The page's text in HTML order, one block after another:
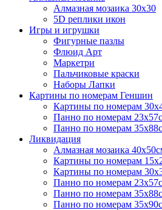
Алмазная мозаика 30х30
5D реплики икон
Игры и игрушки
Фигурные пазлы
Флюид Арт
Маркетри
Пальчиковые краски
Наборы Лапки
Картины по номерам Геншин
Картины по номерам
Панно по номерам
Панно по номерам
Ликвидация
Алмазная мозаика
Картины по номерам
Картины по номерам
Панно по номерам
Панно по номерам
Панно по номерам